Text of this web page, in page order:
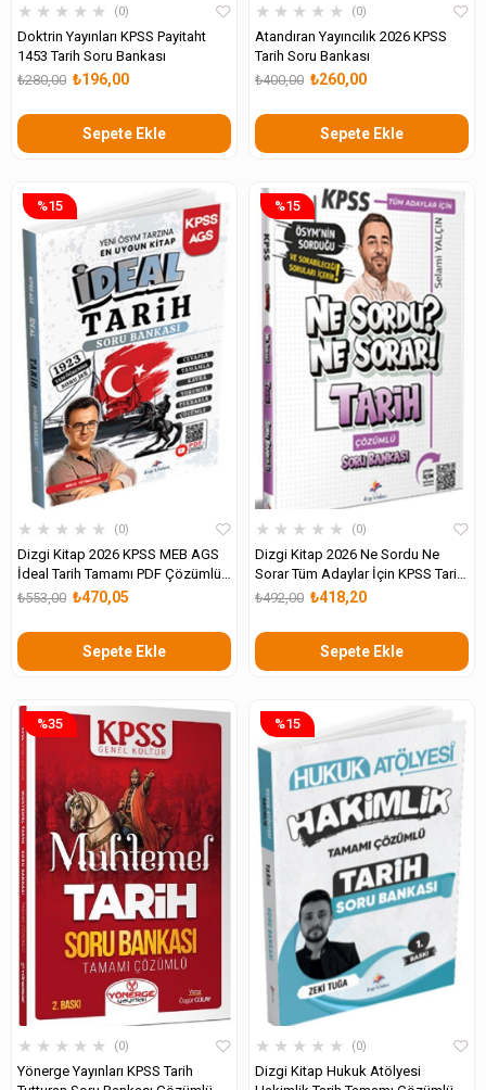
★ ★ ★ ★ ★ 0
Doktrin Yayınları KPSS Payitaht
1453 Tarih Soru Bankası
₺196,00
₺280,00
Sepete Ekle
★ ★ ★ ★ ★ 0
Atandıran Yayıncılık 2026 KPSS
Tarih Soru Bankası
₺260,00
₺400,00
Sepete Ekle
★ ★ ★ ★ ★ 0
Dizgi Kitap 2026 KPSS MEB AGS
İdeal Tarih Tamamı PDF Çözümlü
Soru Bankası₺470,05
₺553,00
Sepete Ekle
%15
★ ★ ★ ★ ★ 0
Dizgi Kitap 2026 Ne Sordu Ne
Sorar Tüm Adaylar İçin KPSS Tarih
PDF Çözümlü Soru Bankası
₺418,20
₺492,00
Sepete Ekle
%15
★ ★ ★ ★ ★ 0
Yönerge Yayınları KPSS Tarih
%35
★ ★ ★ ★ ★ 0
Dizgi Kitap Hukuk Atölyesi
%15